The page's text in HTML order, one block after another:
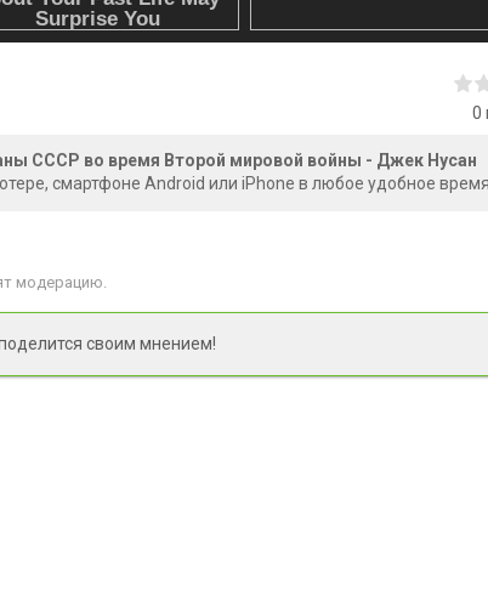
0
СССР во время Второй мировой войны - Джек Нусан
смартфоне Android или iPhone в любое удобное время.
модерацию.
своим мнением!